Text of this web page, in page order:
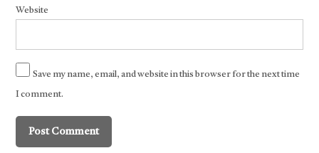
Website
Save my name, email, and website in this browser for the next time
I comment.